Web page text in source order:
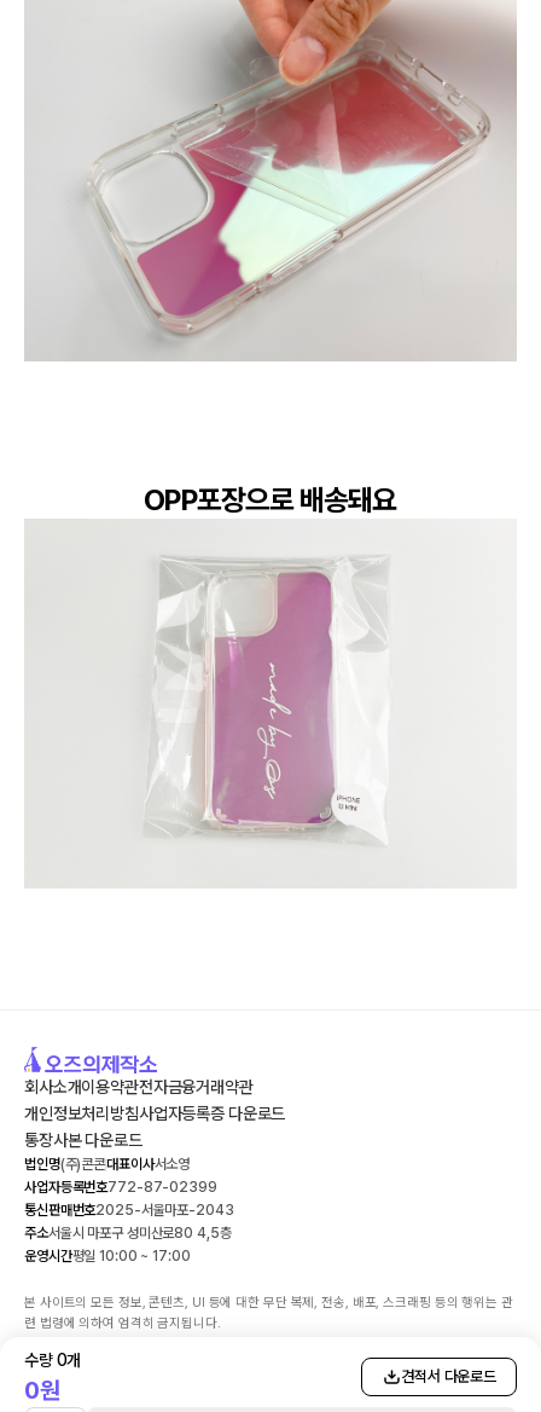
수량0개
0원 견적서 다운로드
OPP포장으로 배송돼요
법인명(주)콘콘대표이사서소영
사업자등록번호772-87-02399
통신판매번호2025-서울마포-2043
주소서울시 마포구 성미산로80 4,5층
운영시간평일 10:00 ~ 17:00
회사소개이용약관전자금융거래약관
개인정보처리방침사업자등록증 다운로드
통장사본 다운로드
본 사이트의 모든 정보, 콘텐츠, UI 등에 대한 무단 복제, 전송, 배포, 스크래핑 등의 행위는 관
련 법령에 의하여 엄격히 금지됩니다.
다. 민원담당자: 서소영 | 연락처: 070-4138-2111
고객님의 안전거래를 위해 결제 시 KG이니시스 구매안전(에스크로)서비스를 이용하실 수 있
습니다.